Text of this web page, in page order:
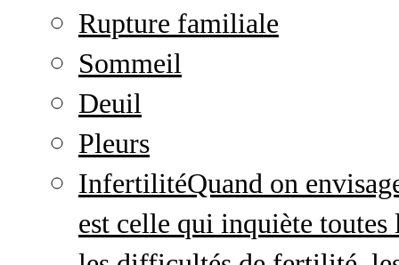
Rupture familiale
Sommeil
Deuil
Pleurs
InfertilitéQuand on
est celle qui inquiète